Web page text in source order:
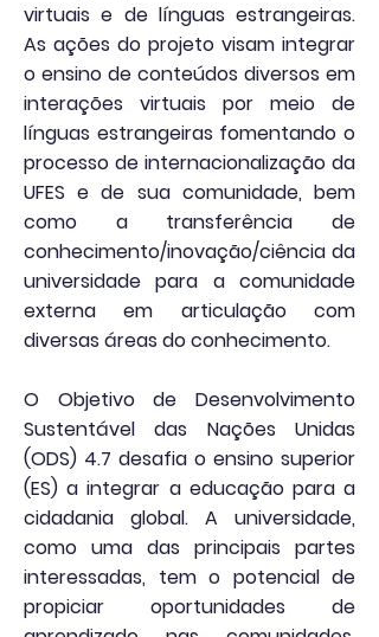
virtuais e de línguas estrangeiras.
As ações do projeto visam integrar
o ensino de conteúdos diversos em
interações virtuais por meio de
línguas estrangeiras fomentando o
processo de internacionalização da
UFES e de sua comunidade, bem
como a transferência de
conhecimento/inovação/ciência da
universidade para a comunidade
externa em articulação com
diversas áreas do conhecimento.
O Objetivo de Desenvolvimento
Sustentável das Nações Unidas
(ODS) 4.7 desafia o ensino superior
(ES) a integrar a educação para a
cidadania global. A universidade,
como uma das principais partes
interessadas, tem o potencial de
propiciar oportunidades de